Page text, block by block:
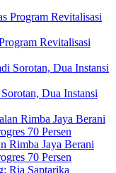
Revitalisasi
Dua Instansi
Rimba Jaya Berani
70 Persen